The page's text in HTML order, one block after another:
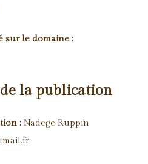
sur le domaine :
de la publication
: Nadege Ruppin